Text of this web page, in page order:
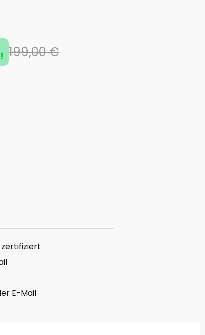
199,00 €
E-Mail